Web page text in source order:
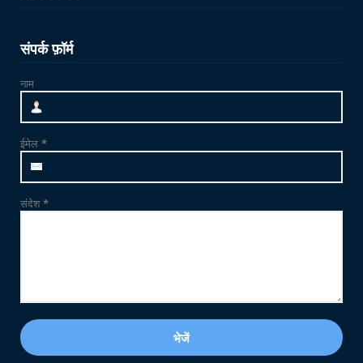
जाम्भा की ढाणी में उत्साहपूर्वक मनाया गया 12वां
ट्यूबवेल ...
संपर्क फ़ॉर्म
नाम
ईमेल *
संदेश*